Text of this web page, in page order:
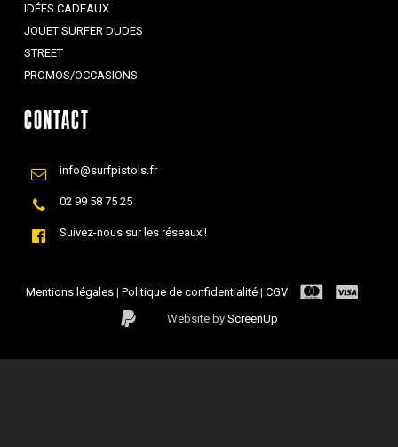
IDÉES CADEAUX
JOUET SURFER DUDES
STREET
PROMOS/OCCASIONS
CONTACT
info@surfpistols.fr
02 99 58 75 25
Suivez-nous sur les réseaux !
Mentions légales|Politique de confidentialité|CGV
Website byScreenUp